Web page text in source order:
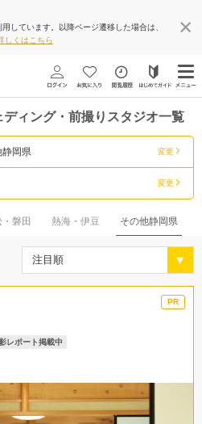
しています。以降ページ遷移した場合は、
しくはこちら
ィング・前撮りスタジオ一覧
静岡県 変更
変更
磐田 熱海・伊豆 その他静岡県
レポート掲載中